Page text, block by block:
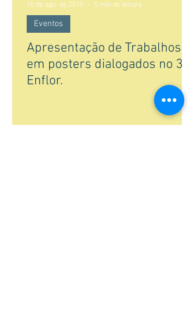
Apresentação de Trabalhos
em posters dialogados no 3
Enflor.
Eventos
10 de ago. de 2019 0 min de leitura